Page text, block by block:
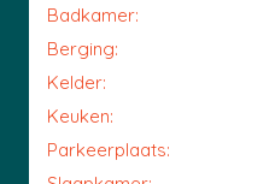
Badkamer:
Berging:
Kelder:
Keuken:
Parkeerplaats: